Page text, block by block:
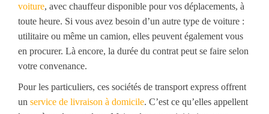
voiture, avec chauffeur disponible pour vos déplacements, à
toute heure. Si vous avez besoin d’un autre type de voiture :
utilitaire ou même un camion, elles peuvent également vous
en procurer. Là encore, la durée du contrat peut se faire selon
votre convenance.
Pour les particuliers, ces sociétés de transport express offrent
un service de livraison à domicile. C’est ce qu’elles appellent